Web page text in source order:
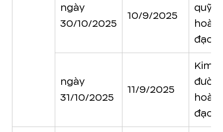
ngày
30/10/2025
10/9/2025
quỹ
đạo
ngày
31/10/2025
11/9/2025
Kim
đạo